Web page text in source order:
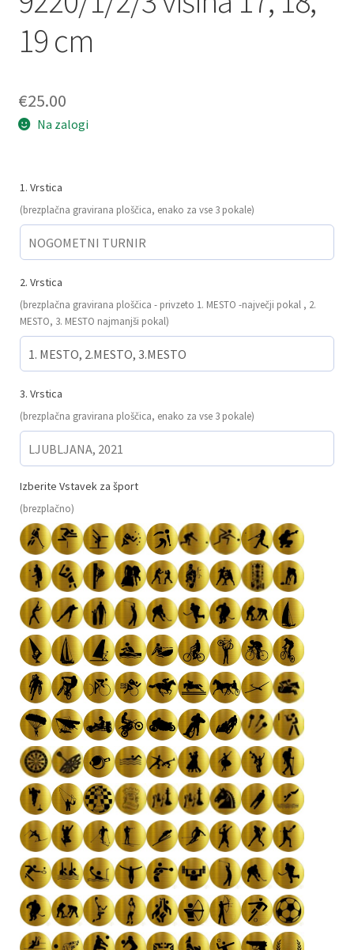
19 cm
€25.00
Na zalogi
1. Vrstica
(brezplačna gravirana ploščica, enako za vse 3 pokale)
2. Vrstica
(brezplačna gravirana ploščica - privzeto 1. MESTO -največji pokal , 2.
MESTO, 3. MESTO najmanjši pokal)
3. Vrstica
(brezplačna gravirana ploščica, enako za vse 3 pokale)
Izberite Vstavek za šport
(brezplačno)